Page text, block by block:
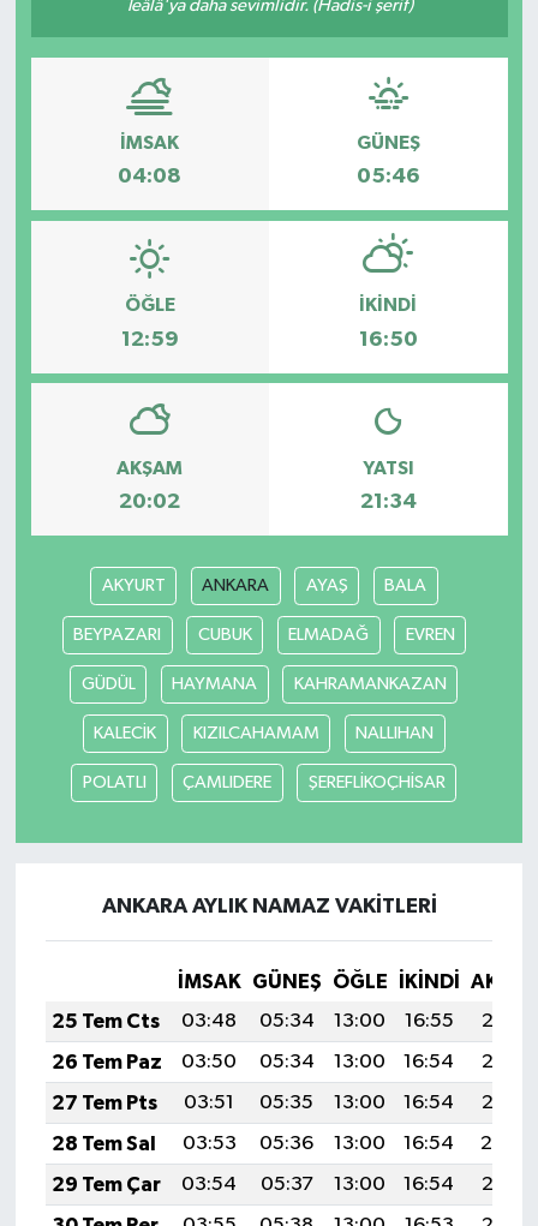
Teâlâ'ya daha sevimlidir. (Hadis-i şerif)
İMSAK
04:08
GÜNEŞ
05:46
ÖĞLE
12:59
İKINDI
16:50
AKŞAM
20:02
YATSI
21:34
AKYURT ANKARA AYAŞ BALA
BEYPAZARI CUBUK ELMADAĞ EVREN
GÜDÜL HAYMANA KAHRAMANKAZAN
KALECİK KIZILCAHAMAM NALLIHAN
POLATLI ÇAMLIDERE ŞEREFLİKOÇHİSAR
ANKARA AYLIK NAMAZ VAKITLERI
İMSAK GÜNEŞ ÖĞLE İKINDI
25 Tem Cts
03:48 05:34 13:00 16:55
20:17
26 Tem Paz
03:50 05:34 13:00 16:54
20:16
27 Tem Pts
03:51 05:35 13:00 16:54
20:15
28 Tem Sal
03:53 05:36 13:00 16:54
20:14
29 Tem Çar
03:54 05:37 13:00 16:54
20:13